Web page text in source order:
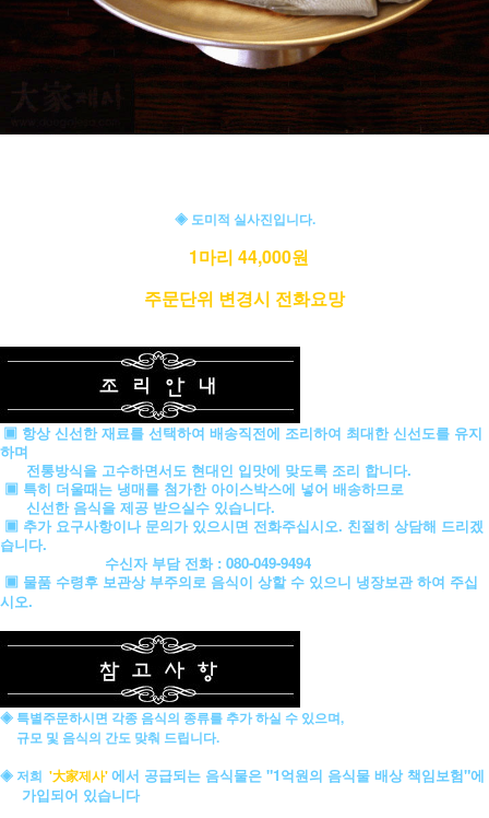
◈ 도미적 실사진입니다.
1마리 44,000원
주문단위 변경시 전화요망
▣ 항상 신선한 재료를 선택하여 배송직전에 조리하여 최대한 신선도를 유지
하며
전통방식을 고수하면서도 현대인 입맛에 맞도록 조리 합니다.
▣ 특히 더울때는 냉매를 첨가한 아이스박스에 넣어 배송하므로
신선한 음식을 제공 받으실수 있습니다.
▣ 추가 요구사항이나 문의가 있으시면 전화주십시오. 친절히 상담해 드리겠
습니다.
수신자 부담 전화 : 080-049-9494
▣ 물품 수령후 보관상 부주의로 음식이 상할 수 있으니 냉장보관 하여 주십
시오.
◈ 특별주문하시면 각종 음식의 종류를 추가 하실 수 있으며,
규모 및 음식의 간도 맞춰 드립니다.
◈ 저희 '大家제사'에서 공급되는 음식물은 "1억원의 음식물 배상 책임보험"에
가입되어 있습니다